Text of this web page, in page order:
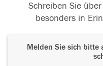
Schreiben Sie
besonders in
Melden Sie sich bitte